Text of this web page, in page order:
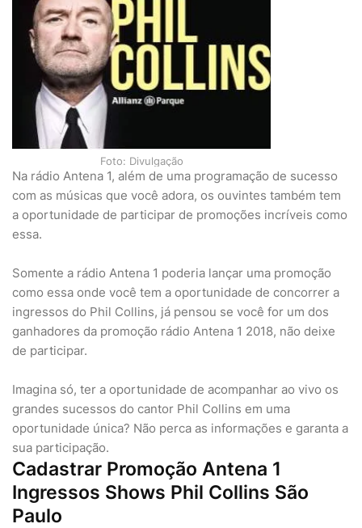
Foto: Divulgação
Na rádio Antena 1, além de uma programação de sucesso
com as músicas que você adora, os ouvintes também tem
a oportunidade de participar de promoções incríveis como
essa.
Somente a rádio Antena 1 poderia lançar uma promoção
como essa onde você tem a oportunidade de concorrer a
ingressos do Phil Collins, já pensou se você for um dos
ganhadores da promoção rádio Antena 1 2018, não deixe
de participar.
Imagina só, ter a oportunidade de acompanhar ao vivo os
grandes sucessos do cantor Phil Collins em uma
oportunidade única? Não perca as informações e garanta a
sua participação.
Cadastrar Promoção Antena 1
Ingressos Shows Phil Collins São
Paulo